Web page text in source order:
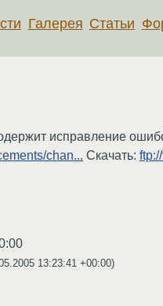
Галерея Статьи
исправление
chan... Скачать:
13:23:41 +00:00)